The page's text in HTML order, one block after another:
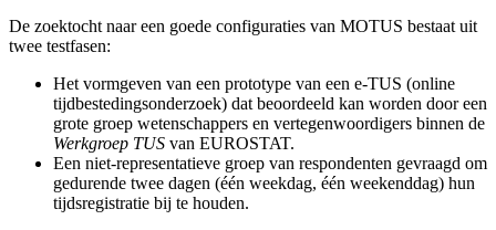
De zoektocht naar een goede configuraties van MOTUS bestaat uit
twee testfasen:
Het vormgeven van een prototype van een e-TUS (online
tijdbestedingsonderzoek) dat beoordeeld kan worden door een
grote groep wetenschappers en vertegenwoordigers binnen de
Werkgroep TUS van EUROSTAT.
Een niet-representatieve groep van respondenten gevraagd om
gedurende twee dagen (één weekdag, één weekenddag) hun
tijdsregistratie bij te houden.